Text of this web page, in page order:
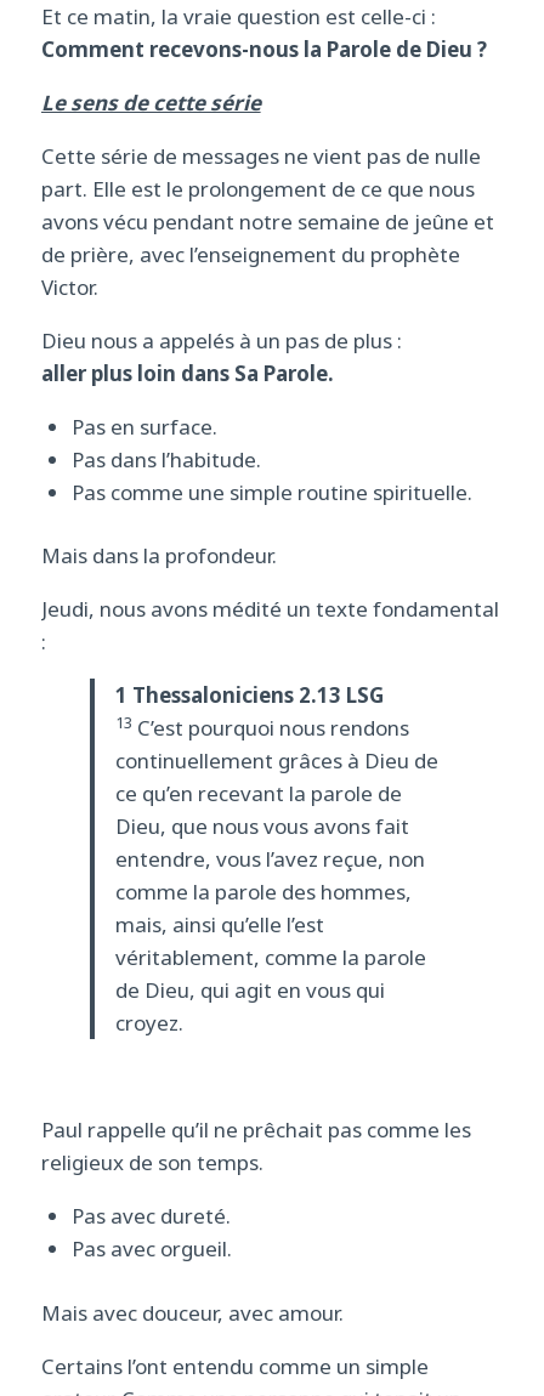
Et ce matin, la vraie question est celle-ci :
Comment recevons-nous la Parole de Dieu ?
Le sens de cette série
Cette série de messages ne vient pas de nulle
part. Elle est le prolongement de ce que nous
avons vécu pendant notre semaine de jeûne et
de prière, avec l’enseignement du prophète
Victor.
Dieu nous a appelés à un pas de plus :
aller plus loin dans Sa Parole.
Pas en surface.
Pas dans l’habitude.
Pas comme une simple routine spirituelle.
Mais dans la profondeur.
Jeudi, nous avons médité un texte fondamental
:
1 Thessaloniciens 2.13 LSG
13 C’est pourquoi nous rendons
continuellement grâces à Dieu de
ce qu’en recevant la parole de
Dieu, que nous vous avons fait
entendre, vous l’avez reçue, non
comme la parole des hommes,
mais, ainsi qu’elle l’est
véritablement, comme la parole
de Dieu, qui agit en vous qui
croyez.
Paul rappelle qu’il ne prêchait pas comme les
religieux de son temps.
Pas avec dureté.
Pas avec orgueil.
Mais avec douceur, avec amour.
Certains l’ont entendu comme un simple